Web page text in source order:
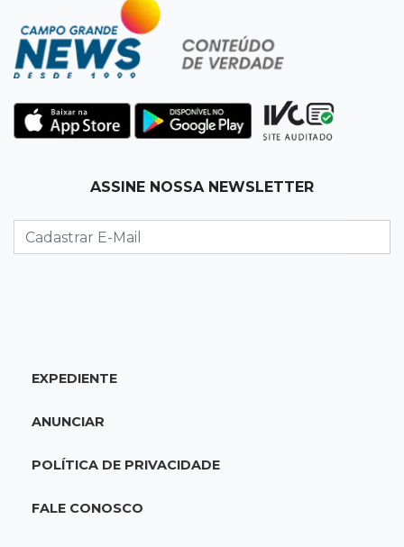
Vigia é amarrado durante roubo de carro e
dois caminhões em pátio
Corinthians vence Bragantino por 2 a 0 e sobe
para 7º no Brasileirão
Na Vila Belmiro
lugar no Brasileirão
18:33Em 2022
adolescente atropelada no Amazonas
Palmeiras e Inter ficam no 0 a 0 pela 22ª
ASSINE NOSSA NEWSLETTER
EXPEDIENTE
ANUNCIAR
POLÍTICA DE PRIVACIDADE
FALE CONOSCO